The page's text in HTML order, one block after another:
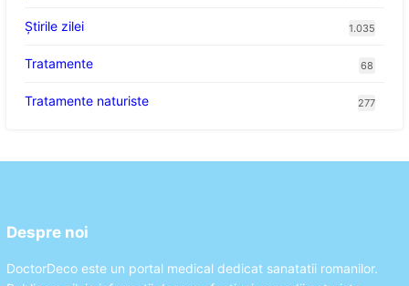
Știrile zilei 1.035
Tratamente 68
Tratamente naturiste 277
Despre noi
DoctorDeco este un portal medical dedicat sanatatii romanilor.